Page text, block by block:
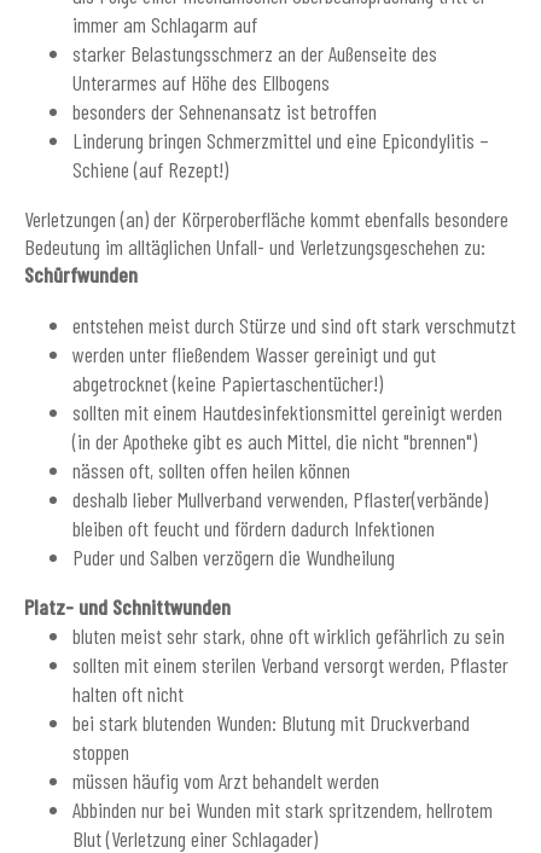
immer am Schlagarm auf
starker Belastungsschmerz an der Außenseite des
Unterarmes auf Höhe des Ellbogens
besonders der Sehnenansatz ist betroffen
Linderung bringen Schmerzmittel und eine Epicondylitis –
Schiene (auf Rezept!)
Verletzungen (an) der Körperoberfläche kommt ebenfalls besondere
Bedeutung im alltäglichen Unfall- und Verletzungsgeschehen zu:
Schürfwunden
entstehen meist durch Stürze und sind oft stark verschmutzt
werden unter fließendem Wasser gereinigt und gut
abgetrocknet (keine Papiertaschentücher!)
sollten mit einem Hautdesinfektionsmittel gereinigt werden
(in der Apotheke gibt es auch Mittel, die nicht "brennen")
nässen oft, sollten offen heilen können
deshalb lieber Mullverband verwenden, Pflaster(verbände)
bleiben oft feucht und fördern dadurch Infektionen
Puder und Salben verzögern die Wundheilung
Platz- und Schnittwunden
bluten meist sehr stark, ohne oft wirklich gefährlich zu sein
sollten mit einem sterilen Verband versorgt werden, Pflaster
halten oft nicht
bei stark blutenden Wunden: Blutung mit Druckverband
stoppen
müssen häufig vom Arzt behandelt werden
Abbinden nur bei Wunden mit stark spritzendem, hellrotem
Blut (Verletzung einer Schlagader)